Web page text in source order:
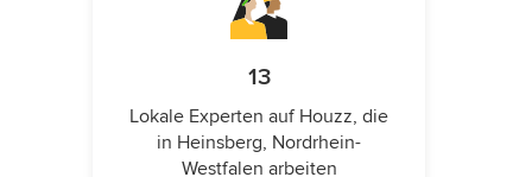
13
Lokale Experten auf Houzz, die
in Heinsberg, Nordrhein-
Westfalen arbeiten